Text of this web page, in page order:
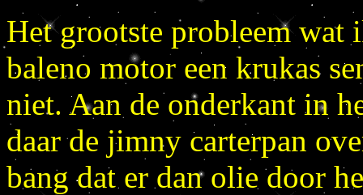
Het grootste probleem wat
baleno motor een krukas
niet. Aan de onderkant in
daar de jimny carterpan
bang dat er dan olie door